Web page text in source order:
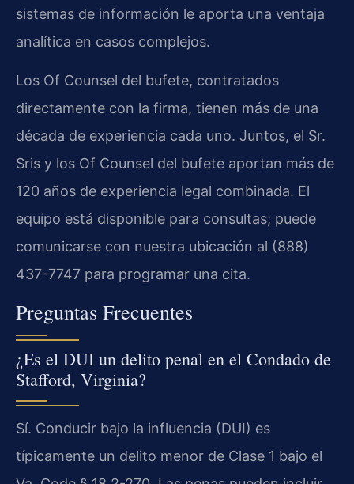
sistemas de información le aporta una ventaja
analítica en casos complejos.
Los Of Counsel del bufete, contratados
directamente con la firma, tienen más de una
década de experiencia cada uno. Juntos, el Sr.
Sris y los Of Counsel del bufete aportan más de
120 años de experiencia legal combinada. El
equipo está disponible para consultas; puede
comunicarse con nuestra ubicación al (888)
437-7747 para programar una cita.
Preguntas Frecuentes
¿Es el DUI un delito penal en el Condado de
Stafford, Virginia?
Sí. Conducir bajo la influencia (DUI) es
típicamente un delito menor de Clase 1 bajo el